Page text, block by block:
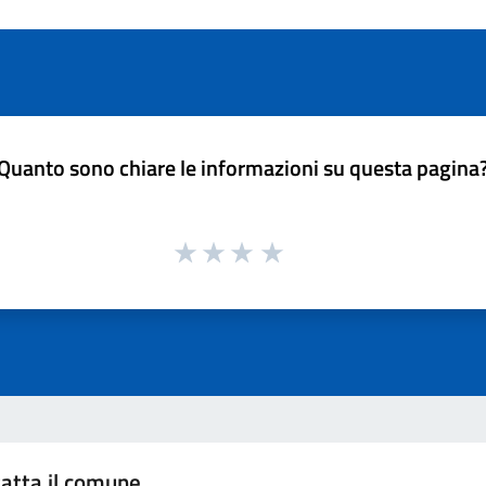
sono chiare le informazioni su questa